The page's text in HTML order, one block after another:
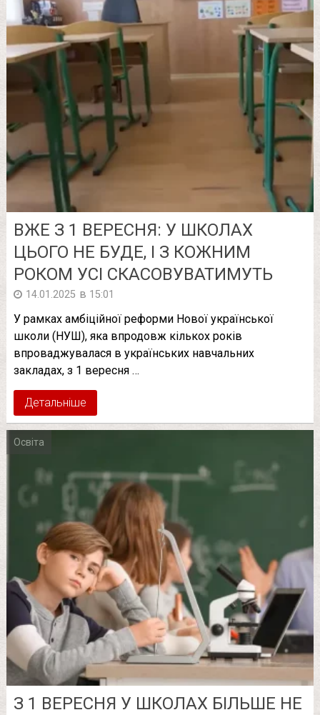
ВЖЕ З 1 ВЕРЕСНЯ: У ШКОЛАХ
ЦЬОГО НЕ БУДЕ, І З КОЖНИМ
РОКОМ УСІ СКАСОВУВАТИМУТЬ
14.01.2025 в 15:01
У рамках амбіційної реформи Нової української
школи (НУШ), яка впродовж кількох років
впроваджувалася в українських навчальних
закладах, з 1 вересня …
Детальніше
Освіта
З 1 ВЕРЕСНЯ У ШКОЛАХ БІЛЬШЕ НЕ